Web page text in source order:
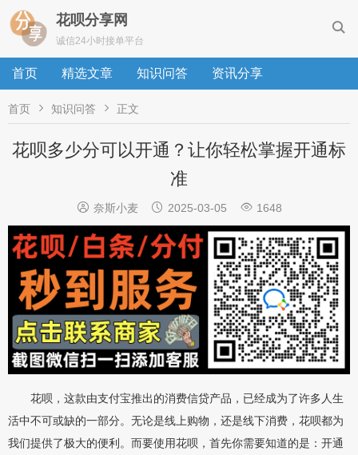

花呗分享网
诚信24小时接单平台
首页 精选文章 知识问答 资讯分享
首页  知识问答  正文
花呗多少分可以开通？让你轻松掌握开通标
准
 奈斯小麦  2025-03-05  1648
花呗，这款由支付宝推出的消费信贷产品，已经成为了许多人生
活中不可或缺的一部分。无论是线上购物，还是线下消费，花呗都为
我们提供了极大的便利。而要使用花呗，首先你需要知道的是：开通